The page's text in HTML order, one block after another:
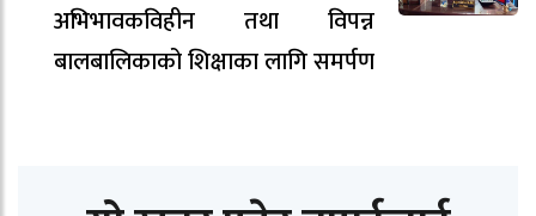
अभिभावकविहीन तथा विपन्न
बालबालिकाको शिक्षाका लागि समर्पण